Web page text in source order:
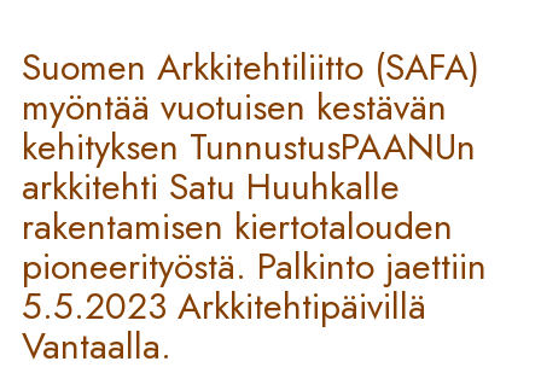
Suomen Arkkitehtiliitto (SAFA)
myöntää vuotuisen kestävän
kehityksen TunnustusPAANUn
arkkitehti Satu Huuhkalle
rakentamisen kiertotalouden
pioneerityöstä. Palkinto jaettiin
5.5.2023 Arkkitehtipäivillä
Vantaalla.